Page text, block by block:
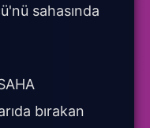
sahasında
bırakan